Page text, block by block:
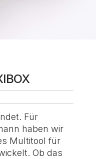
Für
haben wir
Multitool für
Ob das